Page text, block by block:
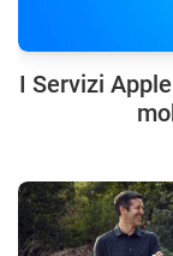
I Servizi